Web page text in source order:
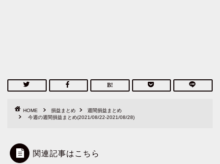
HOME 損益まとめ
週間損益まとめ
今週の週間損益まとめ(2021/08/22-2021/08/28)
関連記事はこちら